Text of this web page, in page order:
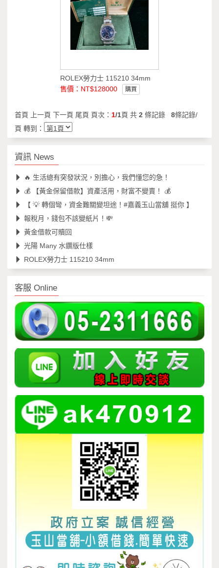
ROLEX勞力士 115210 34mm
售價：NT$128000
購買
首頁 上一頁 下一頁 尾頁 頁次： 1/1頁 共 2 條記錄 8條記錄/
頁 轉到：
資訊 News
🔥 生活總有突發狀況，別擔心，我們懂您的急！
💰 【黃金保留借款】資產活用，財富不變賣！ 💰
【 💡 轉個彎，資金難關變坦途！#嘉義玉山當舖 挺你 】
報稅月，錢包不該變紙片！💸
黃金借款可贖回
光陽 Many 水鑽版仕樣
ROLEX勞力士 115210 34mm
客服 Online